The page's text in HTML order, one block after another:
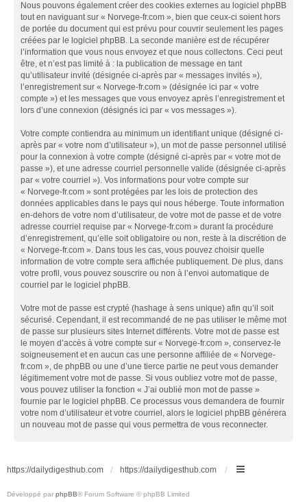
Nous pouvons également créer des cookies externes au logiciel phpBB
tout en naviguant sur « Norvege-fr.com », bien que ceux-ci soient hors
de portée du document qui est prévu pour couvrir seulement les pages
créées par le logiciel phpBB. La seconde manière est de récupérer
l’information que vous nous envoyez et que nous collectons. Ceci peut
être, et n’est pas limité à : la publication de message en tant
qu’utilisateur invité (désignée ci-après par « messages invités »),
l’enregistrement sur « Norvege-fr.com » (désignée ici par « votre
compte ») et les messages que vous envoyez après l’enregistrement et
lors d’une connexion (désignés ici par « vos messages »).
Votre compte contiendra au minimum un identifiant unique (désigné ci-
après par « votre nom d’utilisateur »), un mot de passe personnel utilisé
pour la connexion à votre compte (désigné ci-après par « votre mot de
passe »), et une adresse courriel personnelle valide (désignée ci-après
par « votre courriel »). Vos informations pour votre compte sur
« Norvege-fr.com » sont protégées par les lois de protection des
données applicables dans le pays qui nous héberge. Toute information
en-dehors de votre nom d’utilisateur, de votre mot de passe et de votre
adresse courriel requise par « Norvege-fr.com » durant la procédure
d’enregistrement, qu’elle soit obligatoire ou non, reste à la discrétion de
« Norvege-fr.com ». Dans tous les cas, vous pouvez choisir quelle
information de votre compte sera affichée publiquement. De plus, dans
votre profil, vous pouvez souscrire ou non à l’envoi automatique de
courriel par le logiciel phpBB.
Votre mot de passe est crypté (hashage à sens unique) afin qu’il soit
sécurisé. Cependant, il est recommandé de ne pas utiliser le même mot
de passe sur plusieurs sites Internet différents. Votre mot de passe est
le moyen d’accès à votre compte sur « Norvege-fr.com », conservez-le
soigneusement et en aucun cas une personne affiliée de « Norvege-
fr.com », de phpBB ou une d’une tierce partie ne peut vous demander
légitimement votre mot de passe. Si vous oubliez votre mot de passe,
vous pouvez utiliser la fonction « J’ai oublié mon mot de passe »
fournie par le logiciel phpBB. Ce processus vous demandera de fournir
votre nom d’utilisateur et votre courriel, alors le logiciel phpBB générera
un nouveau mot de passe qui vous permettra de vous reconnecter.
https://dailydigesthub.com https://dailydigesthub.com
Développé par phpBB® Forum Software © phpBB Limited